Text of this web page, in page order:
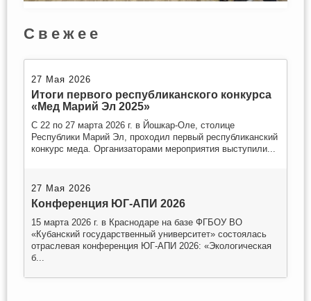
Свежее
27 Мая 2026
Итоги первого республиканского конкурса
«Мед Марий Эл 2025»
С 22 по 27 марта 2026 г. в Йошкар-Оле, столице
Республики Марий Эл, проходил первый республиканский
конкурс меда. Организаторами мероприятия выступили...
27 Мая 2026
Конференция ЮГ-АПИ 2026
15 марта 2026 г. в Краснодаре на базе ФГБОУ ВО
«Кубанский государственный университет» состоялась
отраслевая конференция ЮГ-АПИ 2026: «Экологическая
б...